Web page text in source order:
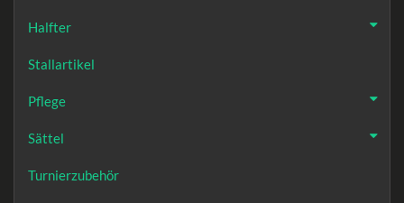
Halfter
Stallartikel
Pflege
Sättel
Turnierzubehör